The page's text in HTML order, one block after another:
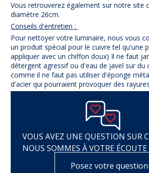
Vous retrouverez également sur notre site
diamètre 26cm.
Conseils d'entretien :
Pour nettoyer votre luminaire, nous vous
un produit spécial pour le cuivre tel qu'une
appliquer avec un chiffon doux) Il ne faut
détergent agressif ou d'eau de javel sur du
comme il ne faut pas utiliser d'éponge
d'acier qui pourraient provoquer des
VOUS AVEZ UNE QUESTION SUR
NOUS SOMMES À VOTRE ÉCOUTE
Posez votre question